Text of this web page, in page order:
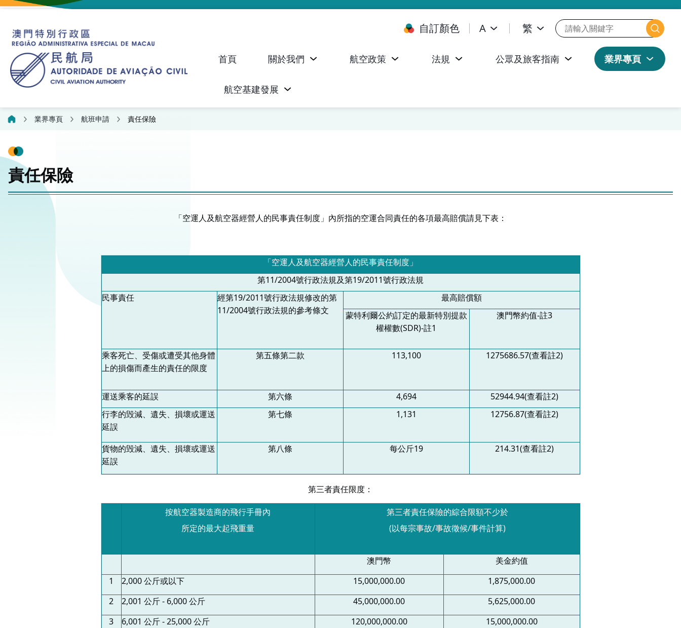
自訂顏色 A 繁
首頁 關於我們 航空政策 法規 公眾及旅客指南 業界專頁
航空基建發展
業界專頁 航班申請 責任保險
責任保險
「空運人及航空器經營人的民事責任制度」內所指的空運合同責任的各項最高賠償請見下表：
「空運人及航空器經營人的民事責任制度」
第11/2004號行政法規及第19/2011號行政法規
民事責任
經第19/2011號行政法規修改的第
11/2004號行政法規的參考條文
最高賠償額
蒙特利爾公約訂定的最新特別提款
權權數(SDR)-註1
澳門幣約值-註3
乘客死亡、受傷或遭受其他身體
上的損傷而產生的責任的限度
第五條第二款 113,100 1275686.57(查看註2)
運送乘客的延誤 第六條 4,694 52944.94(查看註2)
行李的毁減、遺失、損壞或運送
延誤
第七條 1,131 12756.87(查看註2)
貨物的毁減、遺失、損壞或運送
延誤
第八條 每公斤19 214.31(查看註2)
第三者責任限度：
按航空器製造商的飛行手冊內
所定的最大起飛重量
第三者責任保險的綜合限額不少於
(以每宗事故/事故徵候/事件計算)
澳門幣
美金約值
1
2,000 公斤或以下 15,000,000.00
1,875,000.00
2
2,001 公斤 - 6,000 公斤 45,000,000.00
5,625,000.00
3
6,001 公斤 - 25,000 公斤 120,000,000.00
15,000,000.00